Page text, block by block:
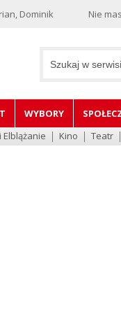
Dominik Nie
WYBORY
Elblążanie Kino Teatr